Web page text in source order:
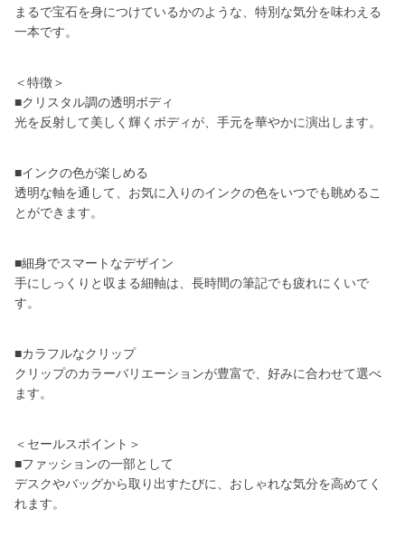
まるで宝石を身につけているかのような、特別な気分を味わえる
一本です。
＜特徴＞
■クリスタル調の透明ボディ
光を反射して美しく輝くボディが、手元を華やかに演出します。
■インクの色が楽しめる
透明な軸を通して、お気に入りのインクの色をいつでも眺めるこ
とができます。
■細身でスマートなデザイン
手にしっくりと収まる細軸は、長時間の筆記でも疲れにくいで
す。
■カラフルなクリップ
クリップのカラーバリエーションが豊富で、好みに合わせて選べ
ます。
＜セールスポイント＞
■ファッションの一部として
デスクやバッグから取り出すたびに、おしゃれな気分を高めてく
れます。